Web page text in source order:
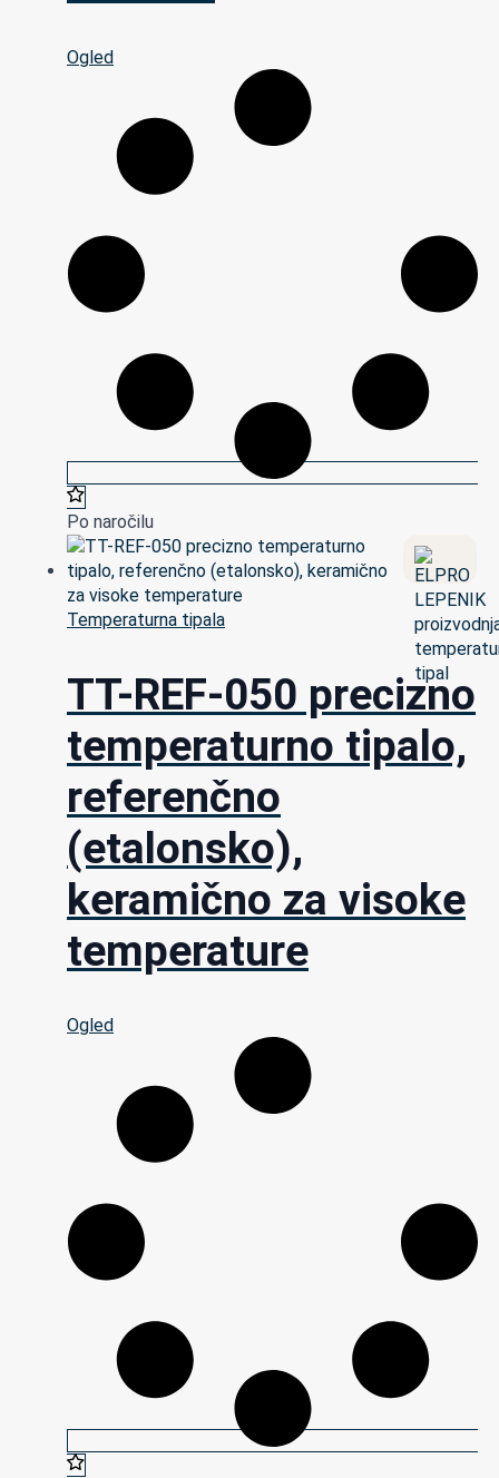
Ogled
Po naročilu
Temperaturna tipala
TT-REF-050 precizno
temperaturno tipalo,
referenčno
(etalonsko),
keramično za visoke
temperature
Ogled